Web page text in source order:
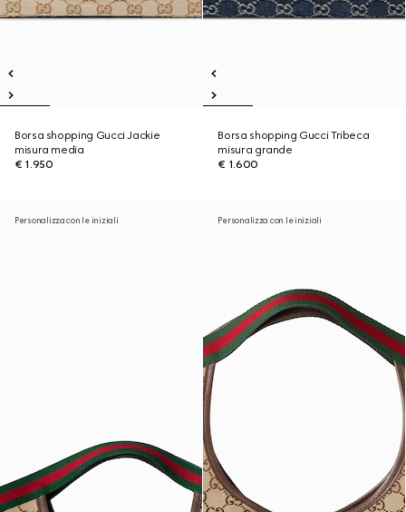
Borsa shopping Gucci Jackie
misura media
€ 1.950
Borsa shopping Gucci Tribeca
misura grande
€ 1.600
Personalizza con le iniziali Personalizza con le iniziali